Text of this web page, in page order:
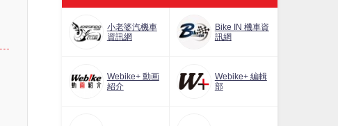
小老婆汽機車
資訊網
Bike IN 機車資
訊網
Webike+ 動画
紹介
Webike+ 編輯
部